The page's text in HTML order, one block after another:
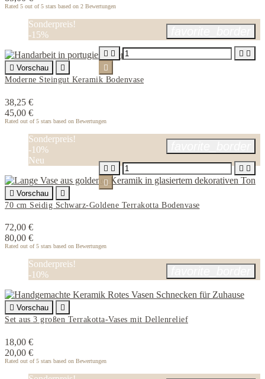
Rated 5 out of 5 stars based on 2 Bewertungen
Sonderpreis!
-15%
 Vorschau

Moderne Steingut Keramik Bodenvase
38,25 €
45,00 €
Rated out of 5 stars based on Bewertungen
   

Sonderpreis!
-10%
Neu
 Vorschau

70 cm Seidig Schwarz-Goldene Terrakotta Bodenvase
72,00 €
80,00 €
Rated out of 5 stars based on Bewertungen
   

Sonderpreis!
-10%
 Vorschau

Set aus 3 großen Terrakotta-Vases mit Dellenrelief
18,00 €
20,00 €
Rated out of 5 stars based on Bewertungen